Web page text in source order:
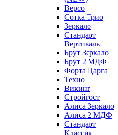
Версо
Сотка Трио
Зеркало
Стандарт
Вертикаль
Брут Зеркало
Брут 2 МДФ
Форта Царга
Техно
Викинг
Стройгост
Алиса Зеркало
Алиса 2 МДФ
Стандарт
Классик